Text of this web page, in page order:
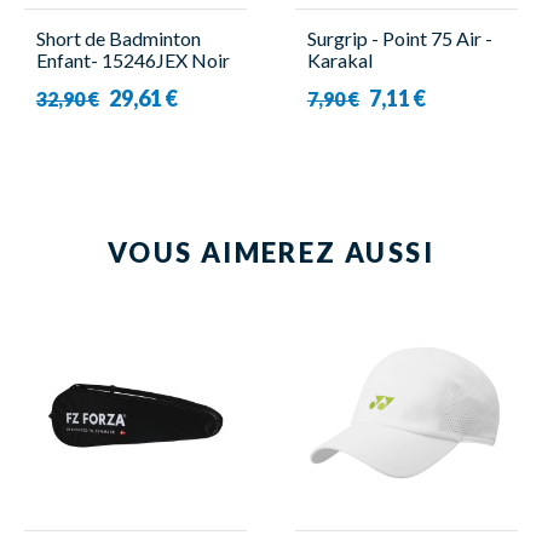
Short de Badminton
Enfant- 15246JEX Noir
32,90 € 29,61 €
Surgrip - Point 75 Air -
Karakal
7,90 € 7,11 €
VOUS AIMEREZ AUSSI